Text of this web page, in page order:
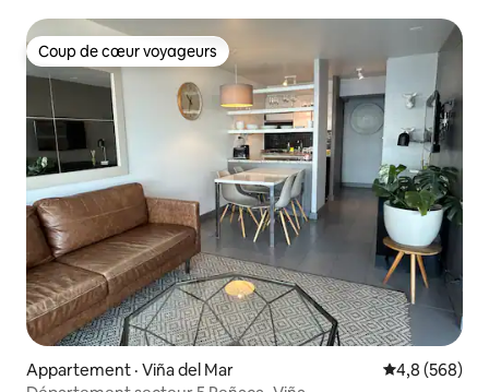
Coup de cœur voyageurs
Coup de cœur voyageurs
Appartement · Viña del Mar Note
4,8 (568)